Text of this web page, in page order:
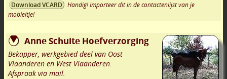
Download VCARD
Handig! Importeer dit in de contactenlijst van je
mobieltje!
Anne Schuite Hoefverzorging
Bekapper, werkgebied deel van Oost
Vlaanderen en West Vlaanderen.
Afspraak via mail.